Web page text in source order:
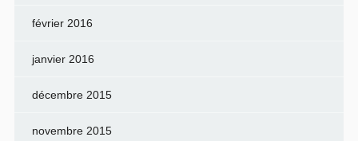
février 2016
janvier 2016
décembre 2015
novembre 2015